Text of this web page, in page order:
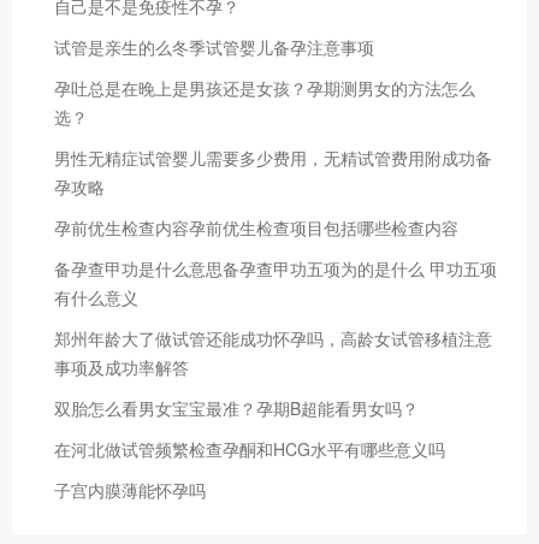
自己是不是免疫性不孕？
试管是亲生的么冬季试管婴儿备孕注意事项
孕吐总是在晚上是男孩还是女孩？孕期测男女的方法怎么
选？
男性无精症试管婴儿需要多少费用，无精试管费用附成功备
孕攻略
孕前优生检查内容孕前优生检查项目包括哪些检查内容
备孕查甲功是什么意思备孕查甲功五项为的是什么 甲功五项
有什么意义
郑州年龄大了做试管还能成功怀孕吗，高龄女试管移植注意
事项及成功率解答
双胎怎么看男女宝宝最准？孕期B超能看男女吗？
在河北做试管频繁检查孕酮和HCG水平有哪些意义吗
子宫内膜薄能怀孕吗